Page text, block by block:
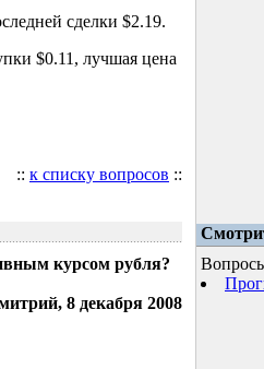
сделки $2.19.
$0.11, лучшая цена
:: к списку вопросов ::
курсом рубля?
8 декабря 2008